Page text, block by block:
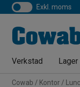
exkl. moms
Verkstad Lager
Cowab Kontor